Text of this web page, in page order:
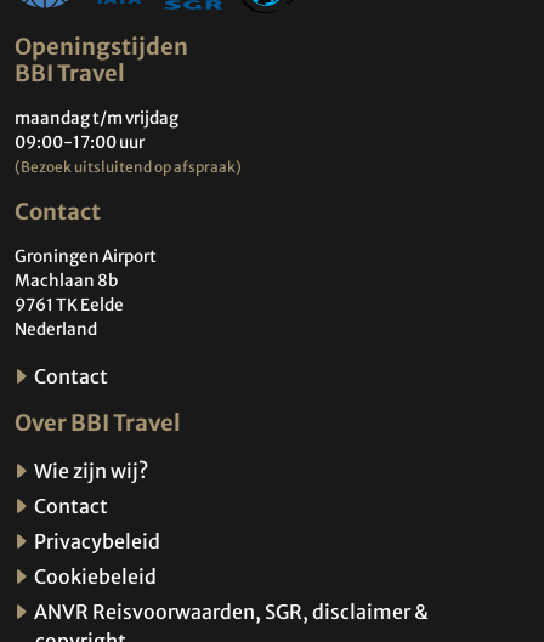
Openingstijden
BBI Travel
maandag t/m vrijdag
09:00-17:00 uur
(Bezoek uitsluitend op afspraak)
Contact
Groningen Airport
Machlaan 8b
9761 TK Eelde
Nederland
Contact
Over BBI Travel
Wie zijn wij?
Contact
Privacybeleid
Cookiebeleid
ANVR Reisvoorwaarden, SGR, disclaimer &